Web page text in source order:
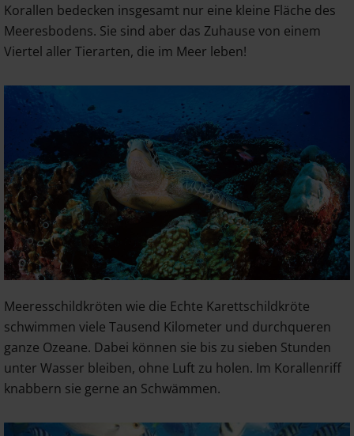
Korallen bedecken insgesamt nur eine kleine Fläche des
Meeresbodens. Sie sind aber das Zuhause von einem
Viertel aller Tierarten, die im Meer leben!
Meeresschildkröten wie die Echte Karettschildkröte
schwimmen viele Tausend Kilometer und durchqueren
ganze Ozeane. Dabei können sie bis zu sieben Stunden
unter Wasser bleiben, ohne Luft zu holen. Im Korallenriff
knabbern sie gerne an Schwämmen.